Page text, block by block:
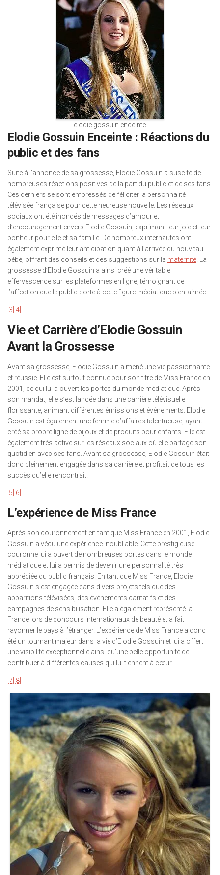
elodie gossuin enceinte
Elodie Gossuin Enceinte : Réactions du
public et des fans
Suite à l’annonce de sa grossesse, Elodie Gossuin a suscité de
nombreuses réactions positives de la part du public et de ses fans.
Ces derniers se sont empressés de féliciter la personnalité
télévisée française pour cette heureuse nouvelle. Les réseaux
sociaux ont été inondés de messages d’amour et
d’encouragement envers Elodie Gossuin, exprimant leur joie et leur
bonheur pour elle et sa famille. De nombreux internautes ont
également exprimé leur anticipation quant à l’arrivée du nouveau
bébé, offrant des conseils et des suggestions sur la maternité. La
grossesse d’Elodie Gossuin a ainsi créé une véritable
effervescence sur les plateformes en ligne, témoignant de
l’affection que le public porte à cette figure médiatique bien-aimée.
[3] [4]
Vie et Carrière d’Elodie Gossuin
Avant la Grossesse
Avant sa grossesse, Elodie Gossuin a mené une vie passionnante
et réussie. Elle est surtout connue pour son titre de Miss France en
2001, ce qui lui a ouvert les portes du monde médiatique. Après
son mandat, elle s’est lancée dans une carrière télévisuelle
florissante, animant différentes émissions et événements. Elodie
Gossuin est également une femme d’affaires talentueuse, ayant
créé sa propre ligne de bijoux et de produits pour enfants. Elle est
également très active sur les réseaux sociaux où elle partage son
quotidien avec ses fans. Avant sa grossesse, Elodie Gossuin était
donc pleinement engagée dans sa carrière et profitait de tous les
succès qu’elle rencontrait.
[5] [6]
L’expérience de Miss France
Après son couronnement en tant que Miss France en 2001, Elodie
Gossuin a vécu une expérience inoubliable. Cette prestigieuse
couronne lui a ouvert de nombreuses portes dans le monde
médiatique et lui a permis de devenir une personnalité très
appréciée du public français. En tant que Miss France, Elodie
Gossuin s’est engagée dans divers projets tels que des
apparitions télévisées, des événements caritatifs et des
campagnes de sensibilisation. Elle a également représenté la
France lors de concours internationaux de beauté et a fait
rayonner le pays à l’étranger. L’expérience de Miss France a donc
été un tournant majeur dans la vie d’Elodie Gossuin et lui a offert
une visibilité exceptionnelle ainsi qu’une belle opportunité de
contribuer à différentes causes qui lui tiennent à cœur.
[7] [8]